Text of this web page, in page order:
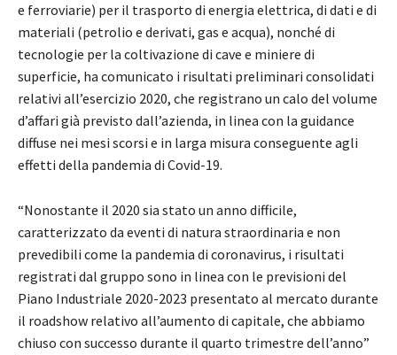
e ferroviarie) per il trasporto di energia elettrica, di dati e di
materiali (petrolio e derivati, gas e acqua), nonché di
tecnologie per la coltivazione di cave e miniere di
superficie, ha comunicato i risultati preliminari consolidati
relativi all’esercizio 2020, che registrano un calo del volume
d’affari già previsto dall’azienda, in linea con la guidance
diffuse nei mesi scorsi e in larga misura conseguente agli
effetti della pandemia di Covid-19.
“Nonostante il 2020 sia stato un anno difficile,
caratterizzato da eventi di natura straordinaria e non
prevedibili come la pandemia di coronavirus, i risultati
registrati dal gruppo sono in linea con le previsioni del
Piano Industriale 2020-2023 presentato al mercato durante
il roadshow relativo all’aumento di capitale, che abbiamo
chiuso con successo durante il quarto trimestre dell’anno”